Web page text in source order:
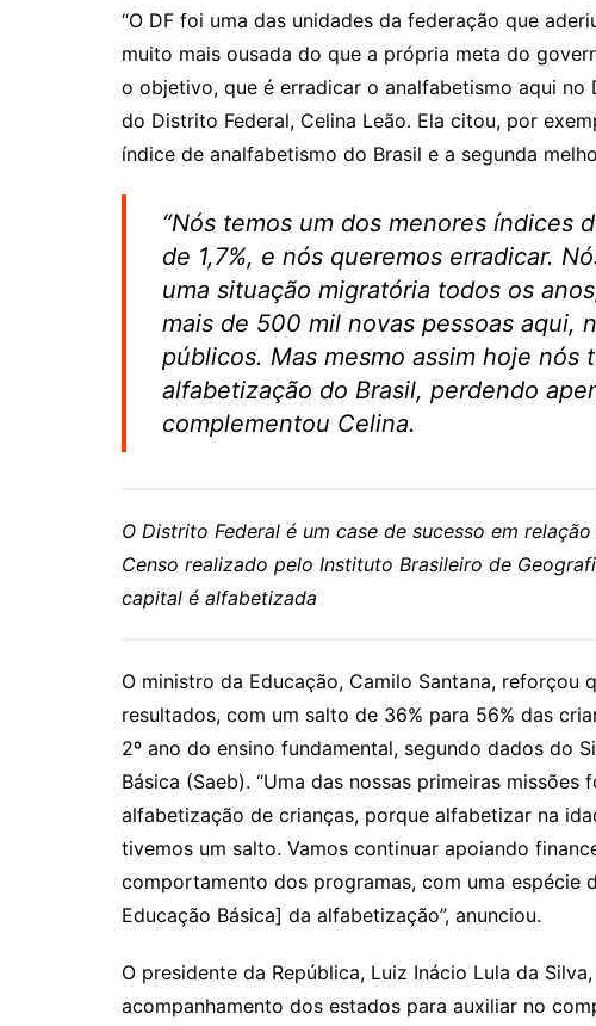
“O DF foi uma das unidades da federação que
muito mais ousada do que a própria meta do
o objetivo, que é erradicar o analfabetismo aqui no
do Distrito Federal, Celina Leão. Ela citou, por
índice de analfabetismo do Brasil e a segunda
“Nós temos um dos menores índices
de 1,7%, e nós queremos erradicar.
uma situação migratória todos os
mais de 500 mil novas pessoas aqui,
públicos. Mas mesmo assim hoje
alfabetização do Brasil, perdendo
complementou Celina.
O Distrito Federal é um case de sucesso em
Censo realizado pelo Instituto Brasileiro de
capital é alfabetizada
O ministro da Educação, Camilo Santana, reforçou
resultados, com um salto de 36% para 56% das
2º ano do ensino fundamental, segundo dados do
Básica (Saeb). “Uma das nossas primeiras
alfabetização de crianças, porque alfabetizar na
tivemos um salto. Vamos continuar apoiando
comportamento dos programas, com uma espécie
Educação Básica] da alfabetização”, anunciou.
O presidente da República, Luiz Inácio Lula da
acompanhamento dos estados para auxiliar no